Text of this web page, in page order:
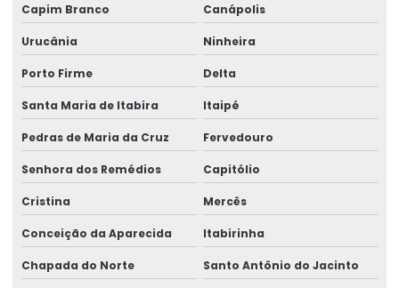
Capim Branco Canápolis
Urucânia Ninheira
Porto Firme Delta
Santa Maria de Itabira Itaipé
Pedras de Maria da Cruz Fervedouro
Senhora dos Remédios Capitólio
Cristina Mercês
Conceição da Aparecida Itabirinha
Chapada do Norte Santo Antônio do Jacinto